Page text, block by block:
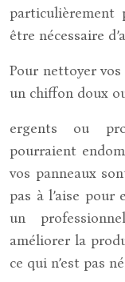
particulièrement
être nécessaire
Pour nettoyer
un chiffon doux
ergents ou
pourraient
vos panneaux
pas à l’aise
un
améliorer la
ce qui n’est pas